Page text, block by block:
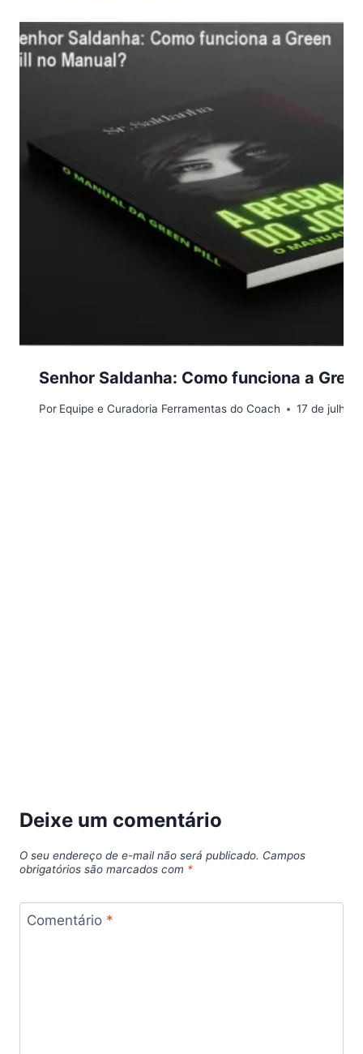
Senhor Saldanha: Como funciona a
Por Equipe e Curadoria Ferramentas do Coach 17 de julho
Deixe um comentário
O seu endereço de e-mail não será publicado. Campos
obrigatórios são marcados com *
Comentário *